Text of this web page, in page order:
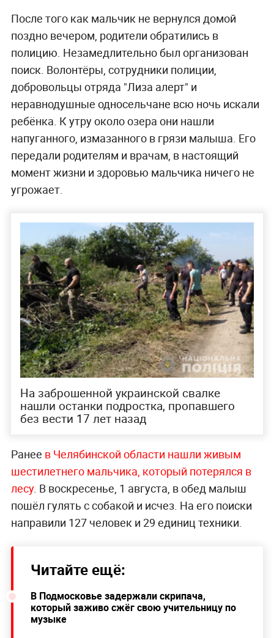
После того как мальчик не вернулся домой
поздно вечером, родители обратились в
полицию. Незамедлительно был организован
поиск. Волонтёры, сотрудники полиции,
добровольцы отряда "Лиза алерт" и
неравнодушные односельчане всю ночь искали
ребёнка. К утру около озера они нашли
напуганного, измазанного в грязи малыша. Его
передали родителям и врачам, в настоящий
момент жизни и здоровью мальчика ничего не
угрожает.
На заброшенной украинской свалке
нашли останки подростка, пропавшего
без вести ​17 лет назад
Ранее в Челябинской области нашли живым
шестилетнего мальчика, который потерялся в
лесу. В воскресенье, 1 августа, в обед малыш
пошёл гулять с собакой и исчез. На его поиски
направили 127 человек и 29 единиц техники.
Читайте ещё:
В Подмосковье задержали скрипача,
который заживо сжёг свою учительницу по
музыке